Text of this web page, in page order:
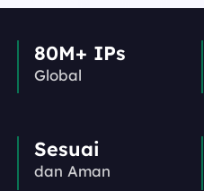
80M+ IPs
Global
Sesuai
dan Aman